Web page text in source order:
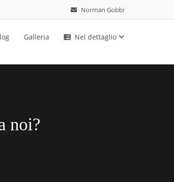
Norman Gobbi
Galleria Nel dettaglio
noi?